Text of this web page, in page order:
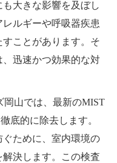
大きな影響を及ぼし
ルギーや呼吸器疾患
ことがあります。そ
迅速かつ効果的な対
山では、最新のMIST
底的に除去します。
ために、室内環境の
決します。この検査